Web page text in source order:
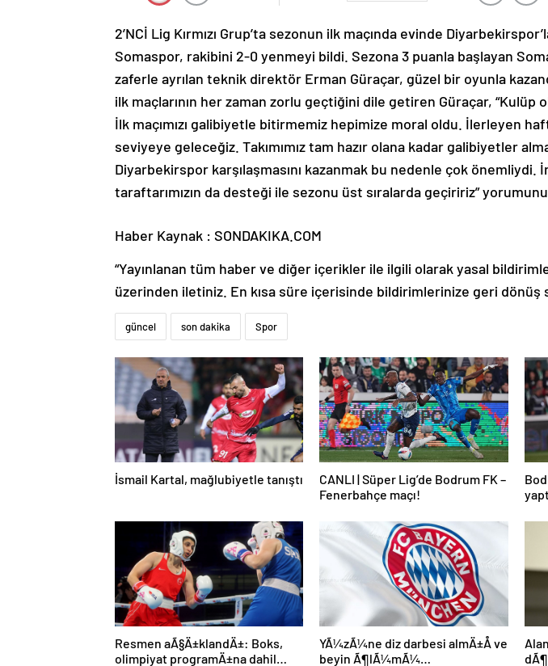
2’NCİ Lig Kırmızı Grup’ta sezonun ilk maçında evinde
Somaspor, rakibini 2-0 yenmeyi bildi. Sezona 3 puanla başlayan
zaferle ayrılan teknik direktör Erman Güraçar, güzel bir oyunla
ilk maçlarının her zaman zorlu geçtiğini dile getiren Güraçar, “Kulüp
İlk maçımızı galibiyetle bitirmemiz hepimize moral oldu. İlerleyen
seviyeye geleceğiz. Takımımız tam hazır olana kadar galibiyetler
Diyarbekirspor karşılaşmasını kazanmak bu nedenle çok önemliydi.
taraftarımızın da desteği ile sezonu üst sıralarda geçiririz” yorumunu
Haber Kaynak : SONDAKIKA.COM
“Yayınlanan tüm haber ve diğer içerikler ile ilgili olarak yasal
üzerinden iletiniz. En kısa süre içerisinde bildirimlerinize geri dönüş
güncel son dakika Spor
İsmail Kartal, mağlubiyetle tanıştı
CANLI | Süper Lig’de Bodrum FK –
Fenerbahçe maçı!
Resmen aÃ§Ä±klandÄ±: Boks,
olimpiyat programÄ±na dahil
YÃ¼zÃ¼ne diz darbesi almÄ±Å ve
beyin Ã¶lÃ¼mÃ¼